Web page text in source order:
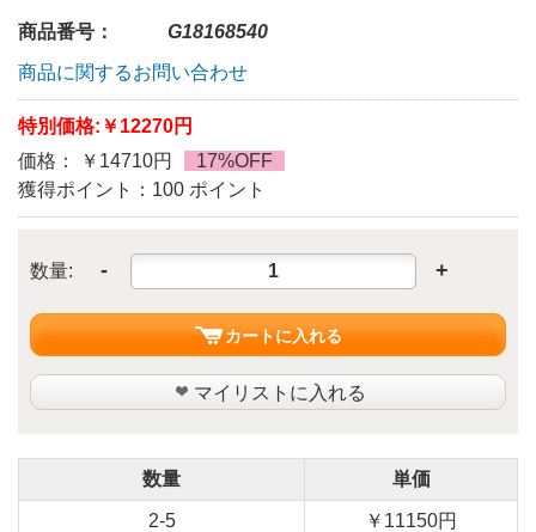
商品番号：
G18168540
商品に関するお問い合わせ
特別価格: ￥12270円
価格： ￥14710円
17%OFF
獲得ポイント：100 ポイント
数量: - +
カートに入れる
マイリストに入れる
数量 単価
2-5 ￥11150円